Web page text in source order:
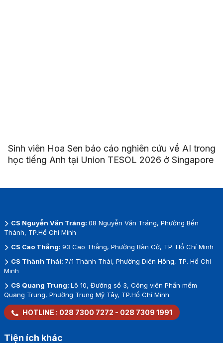
Sinh viên Hoa Sen báo cáo nghiên cứu về AI trong
học tiếng Anh tại Union TESOL 2026 ở Singapore
CS Nguyễn Văn Tráng: 08 Nguyễn Văn Tráng, Phường Bến
Thành, TP.Hồ Chí Minh
CS Cao Thắng: 93 Cao Thắng, Phường Bàn Cờ, TP. Hồ Chí Minh
CS Thành Thái: 7/1 Thành Thái, Phường Diên Hồng, TP. Hồ Chí
Minh
CS Quang Trung: Lô 10, Đường số 3, Công viên Phần mềm
Quang Trung, Phường Trung Mỹ Tây, TP.Hồ Chí Minh
HOTLINE : 028 7300 7272 - 028 7309 1991
Tiện ích khác